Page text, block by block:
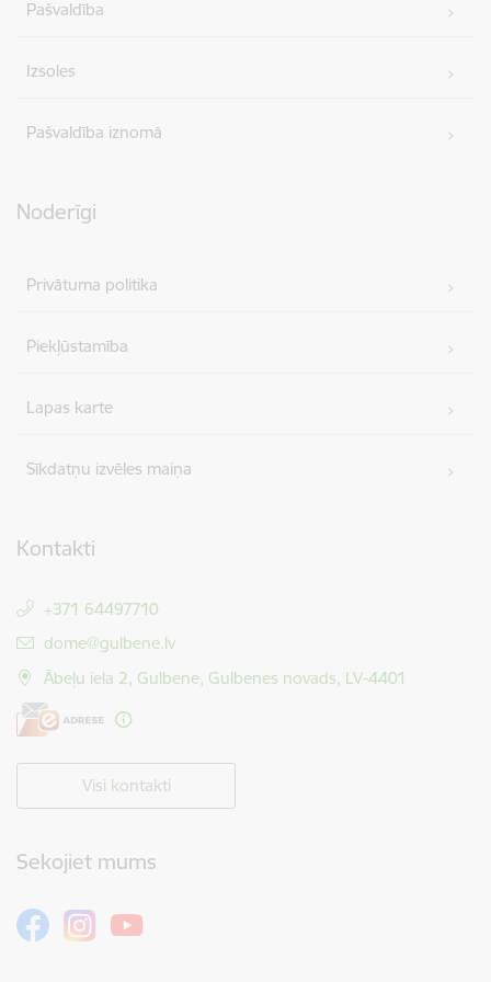
Pašvaldība
Izsoles
Pašvaldība iznomā
Noderīgi
Privātuma politika
Piekļūstamība
Lapas karte
Sīkdatņu izvēles maiņa
Kontakti
+371 64497710
E-pasts:
dome@gulbene.lv
Ābeļu iela 2, Gulbene, Gulbenes novads, LV-4401
Visi kontakti
Sekojiet mums